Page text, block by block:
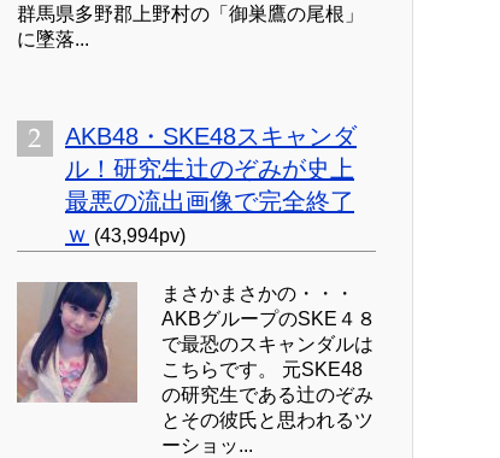
群馬県多野郡上野村の「御巣鷹の尾根」
に墜落...
AKB48・SKE48スキャンダ
ル！研究生辻のぞみが史上
最悪の流出画像で完全終了
ｗ (43,994pv)
まさかまさかの・・・
AKBグループのSKE４８
で最恐のスキャンダルは
こちらです。 元SKE48
の研究生である辻のぞみ
とその彼氏と思われるツ
ーショッ...